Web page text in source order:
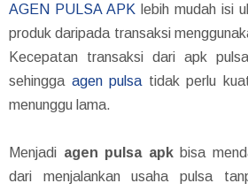
AGEN PULSA APK lebih mudah isi
produk daripada transaksi
Kecepatan transaksi dari apk
sehingga agen pulsa tidak perlu
menunggu lama.
Menjadi agen pulsa apkbisa
dari menjalankan usaha pulsa